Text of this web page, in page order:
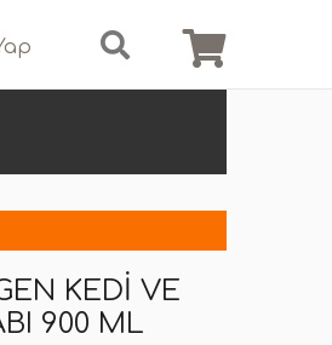
KEDI VE
900 ML